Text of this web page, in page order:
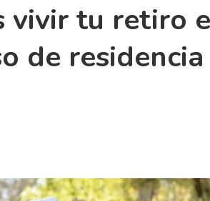
vivir tu retiro
de